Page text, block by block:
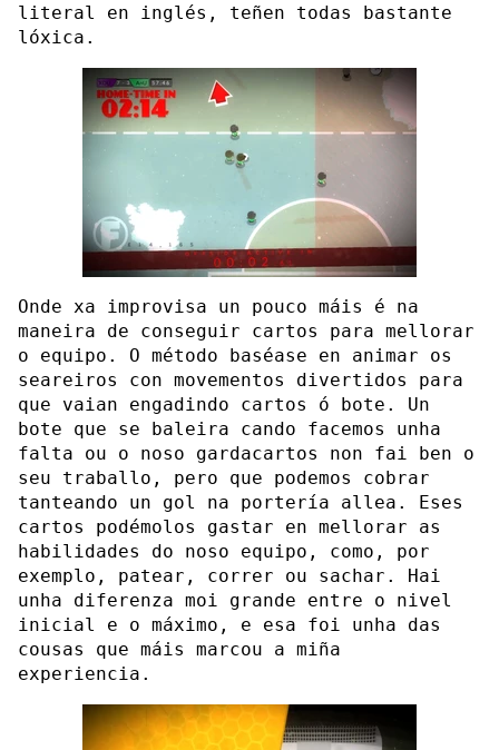
literal en inglés, teñen todas bastante
lóxica.
Onde xa improvisa un pouco máis é na
maneira de conseguir cartos para mellorar
o equipo. O método baséase en animar os
seareiros con movementos divertidos para
que vaian engadindo cartos ó bote. Un
bote que se baleira cando facemos unha
falta ou o noso gardacartos non fai ben o
seu traballo, pero que podemos cobrar
tanteando un gol na portería allea. Eses
cartos podémolos gastar en mellorar as
habilidades do noso equipo, como, por
exemplo, patear, correr ou sachar. Hai
unha diferenza moi grande entre o nivel
inicial e o máximo, e esa foi unha das
cousas que máis marcou a miña
experiencia.